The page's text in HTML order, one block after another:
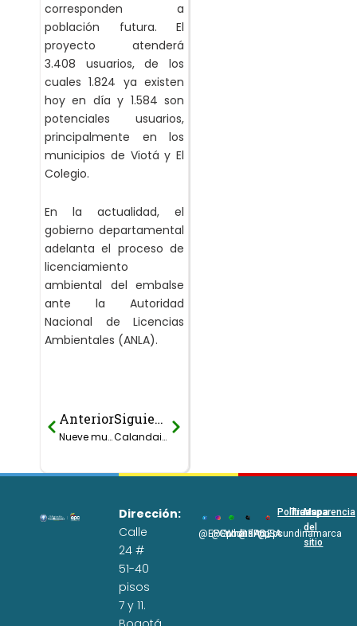
corresponden a
población futura. El
proyecto atenderá
3.408 usuarios, de los
cuales 1.824 ya existen
hoy en día y 1.584 son
potenciales usuarios,
principalmente en los
municipios de Viotá y El
Colegio.
En la actualidad, el
gobierno departamental
adelanta el proceso de
licenciamiento
ambiental del embalse
ante la Autoridad
Nacional de Licencias
Ambientales (ANLA).
Prev
Anterior
Nueve municipios de Cundinamarca reciben el Plan de Gestión Integral de Residuos Sólidos PGIRS.
Siguiente
Calandaima, sembremos Agua para cosechar Vida
Next
Dirección:
Calle
24 #
51-40
pisos
7 y 11.
@EPCundi
@Epcundi
WhatsApp
@EPC_SA
@Epcundinamarca
Políticas
Transparencia
Mapa
del
sitio